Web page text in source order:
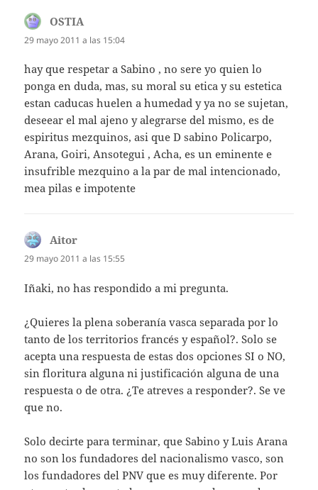
OSTIAdice:
29 mayo 2011 a las 15:04
hay que respetar a Sabino , no sere yo quien lo
ponga en duda, mas, su moral su etica y su estetica
estan caducas huelen a humedad y ya no se sujetan,
deseear el mal ajeno y alegrarse del mismo, es de
espiritus mezquinos, asi que D sabino Policarpo,
Arana, Goiri, Ansotegui , Acha, es un eminente e
insufrible mezquino a la par de mal intencionado,
mea pilas e impotente
Aitor
29 mayo 2011 a las 15:55
Iñaki, no has respondido a mi pregunta.
¿Quieres la plena soberanía vasca separada por lo
tanto de los territorios francés y español?. Solo se
acepta una respuesta de estas dos opciones SI o NO,
sin floritura alguna ni justificación alguna de una
respuesta o de otra. ¿Te atreves a responder?. Se ve
que no.
Solo decirte para terminar, que Sabino y Luis Arana
no son los fundadores del nacionalismo vasco, son
los fundadores del PNV que es muy diferente. Por